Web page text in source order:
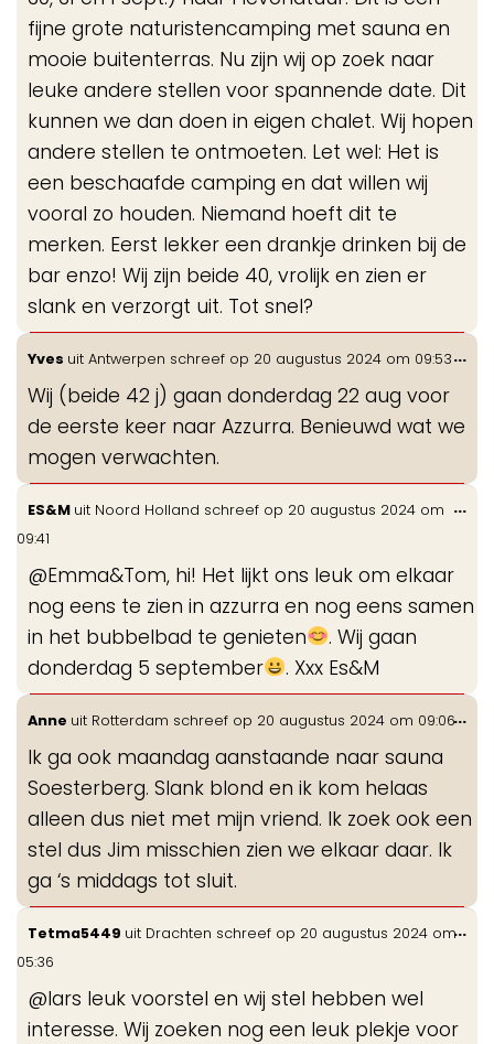
fijne grote naturistencamping met sauna en
mooie buitenterras. Nu zijn wij op zoek naar
leuke andere stellen voor spannende date. Dit
kunnen we dan doen in eigen chalet. Wij hopen
andere stellen te ontmoeten. Let wel: Het is
een beschaafde camping en dat willen wij
vooral zo houden. Niemand hoeft dit te
merken. Eerst lekker een drankje drinken bij de
bar enzo! Wij zijn beide 40, vrolijk en zien er
slank en verzorgt uit. Tot snel?
Yves uit Antwerpen schreef op 20 augustus 2024 om 09:53
Wij (beide 42 j) gaan donderdag 22 aug voor
de eerste keer naar Azzurra. Benieuwd wat we
mogen verwachten.
...
ES&M uit Noord Holland schreef op 20 augustus 2024 om
09:41
@Emma&Tom, hi! Het lijkt ons leuk om elkaar
nog eens te zien in azzurra en nog eens samen
in het bubbelbad te genieten
. Wij gaan
donderdag 5 september
. Xxx Es&M
...
Anne uit Rotterdam schreef op 20 augustus 2024 om 09:06
Ik ga ook maandag aanstaande naar sauna
Soesterberg. Slank blond en ik kom helaas
alleen dus niet met mijn vriend. Ik zoek ook een
stel dus Jim misschien zien we elkaar daar. Ik
ga ‘s middags tot sluit.
...
Tetma5449 uit Drachten schreef op 20 augustus 2024 om
05:36
@lars leuk voorstel en wij stel hebben wel
interesse. Wij zoeken nog een leuk plekje voor
...